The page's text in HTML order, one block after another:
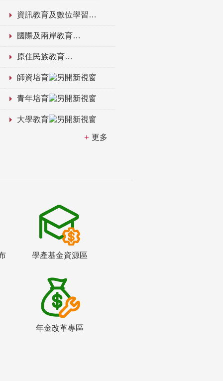
資訊教育及數位學習
國際及兩岸教育
原住民族教育
師資培育
青年培育
大學教育
更多
學產基金資源區
年金改革專區